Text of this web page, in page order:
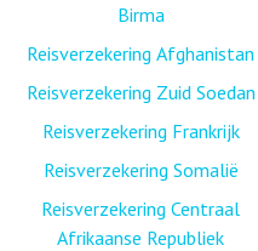
Birma
Reisverzekering Afghanistan
Reisverzekering Zuid Soedan
Reisverzekering Frankrijk
Reisverzekering Somalië
Reisverzekering Centraal
Afrikaanse Republiek